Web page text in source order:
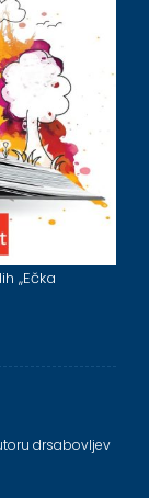
,,Ečka
drsabovljev